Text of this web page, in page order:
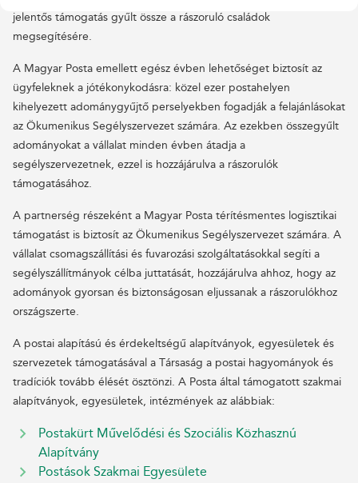
jelentős támogatás gyűlt össze a rászoruló családok
megsegítésére.
A Magyar Posta emellett egész évben lehetőséget biztosít az
ügyfeleknek a jótékonykodásra: közel ezer postahelyen
kihelyezett adománygyűjtő perselyekben fogadják a felajánlásokat
az Ökumenikus Segélyszervezet számára. Az ezekben összegyűlt
adományokat a vállalat minden évben átadja a
segélyszervezetnek, ezzel is hozzájárulva a rászorulók
támogatásához.
A partnerség részeként a Magyar Posta térítésmentes logisztikai
támogatást is biztosít az Ökumenikus Segélyszervezet számára. A
vállalat csomagszállítási és fuvarozási szolgáltatásokkal segíti a
segélyszállítmányok célba juttatását, hozzájárulva ahhoz, hogy az
adományok gyorsan és biztonságosan eljussanak a rászorulókhoz
országszerte.
A postai alapítású és érdekeltségű alapítványok, egyesületek és
szervezetek támogatásával a Társaság a postai hagyományok és
tradíciók tovább élését ösztönzi. A Posta által támogatott szakmai
alapítványok, egyesületek, intézmények az alábbiak:
Postakürt Művelődési és Szociális Közhasznú
Alapítvány
Postások Szakmai Egyesülete